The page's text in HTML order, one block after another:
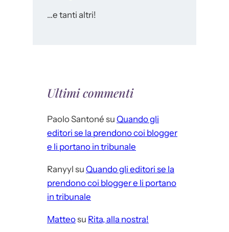
…e tanti altri!
Ultimi commenti
Paolo Santoné su Quando gli
editori se la prendono coi blogger
e li portano in tribunale
Ranyyl su Quando gli editori se la
prendono coi blogger e li portano
in tribunale
Matteosu Rita, alla nostra!